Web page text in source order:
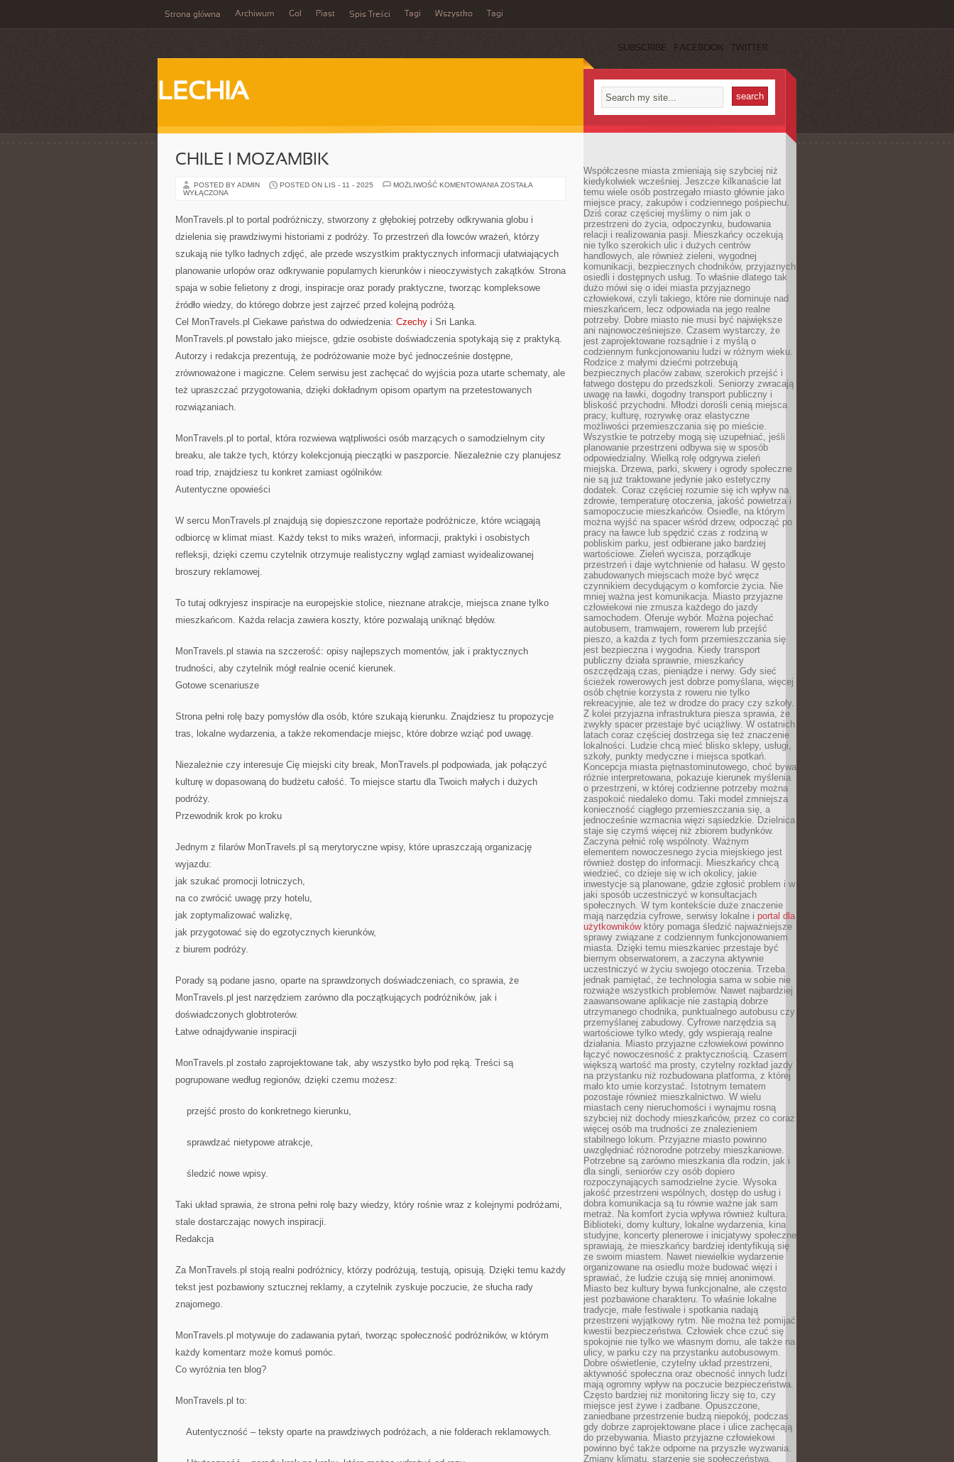
Strona główna Archiwum Gol Piast Spis Treści Tagi Wszystko Tagi
SUBSCRIBE FACEBOOK TWITTER
LECHIA
CHILE I MOZAMBIK
POSTED BY ADMIN POSTED ON LIS - 11 - 2025 MOŻLIWOŚĆ KOMENTOWANIA CHILE
ZOSTAŁA
WYŁĄCZONA
MonTravels.pl to portal podróżniczy, stworzony z głębokiej potrzeby odkrywania globu i
dzielenia się prawdziwymi historiami z podróży. To przestrzeń dla łowców wrażeń, którzy
szukają nie tylko ładnych zdjęć, ale przede wszystkim praktycznych informacji ułatwiających
planowanie urlopów oraz odkrywanie popularnych kierunków i nieoczywistych zakątków. Strona
spaja w sobie felietony z drogi, inspiracje oraz porady praktyczne, tworząc kompleksowe
źródło wiedzy, do którego dobrze jest zajrzeć przed kolejną podróżą.
Cel MonTravels.pl Ciekawe państwa do odwiedzenia: Czechy i Sri Lanka.
MonTravels.pl powstało jako miejsce, gdzie osobiste doświadczenia spotykają się z praktyką.
Autorzy i redakcja prezentują, że podróżowanie może być jednocześnie dostępne,
zrównoważone i magiczne. Celem serwisu jest zachęcać do wyjścia poza utarte schematy, ale
też upraszczać przygotowania, dzięki dokładnym opisom opartym na przetestowanych
rozwiązaniach.
MonTravels.pl to portal, która rozwiewa wątpliwości osób marzących o samodzielnym city
breaku, ale także tych, którzy kolekcjonują pieczątki w paszporcie. Niezależnie czy planujesz
road trip, znajdziesz tu konkret zamiast ogólników.
Autentyczne opowieści
W sercu MonTravels.pl znajdują się dopieszczone reportaże podróżnicze, które wciągają
odbiorcę w klimat miast. Każdy tekst to miks wrażeń, informacji, praktyki i osobistych
refleksji, dzięki czemu czytelnik otrzymuje realistyczny wgląd zamiast wyidealizowanej
broszury reklamowej.
To tutaj odkryjesz inspiracje na europejskie stolice, nieznane atrakcje, miejsca znane tylko
mieszkańcom. Każda relacja zawiera koszty, które pozwalają uniknąć błędów.
MonTravels.pl stawia na szczerość: opisy najlepszych momentów, jak i praktycznych
trudności, aby czytelnik mógł realnie ocenić kierunek.
Gotowe scenariusze
Strona pełni rolę bazy pomysłów dla osób, które szukają kierunku. Znajdziesz tu propozycje
tras, lokalne wydarzenia, a także rekomendacje miejsc, które dobrze wziąć pod uwagę.
Niezależnie czy interesuje Cię miejski city break, MonTravels.pl podpowiada, jak połączyć
kulturę w dopasowaną do budżetu całość. To miejsce startu dla Twoich małych i dużych
podróży.
Przewodnik krok po kroku
Jednym z filarów MonTravels.pl są merytoryczne wpisy, które upraszczają organizację
wyjazdu:
jak szukać promocji lotniczych,
na co zwrócić uwagę przy hotelu,
jak zoptymalizować walizkę,
jak przygotować się do egzotycznych kierunków,
z biurem podróży.
Porady są podane jasno, oparte na sprawdzonych doświadczeniach, co sprawia, że
MonTravels.pl jest narzędziem zarówno dla początkujących podróżników, jak i
doświadczonych globtroterów.
Łatwe odnajdywanie inspiracji
MonTravels.pl zostało zaprojektowane tak, aby wszystko było pod ręką. Treści są
pogrupowane według regionów, dzięki czemu możesz:
przejść prosto do konkretnego kierunku,
sprawdzać nietypowe atrakcje,
śledzić nowe wpisy.
Taki układ sprawia, że strona pełni rolę bazy wiedzy, który rośnie wraz z kolejnymi podróżami,
stale dostarczając nowych inspiracji.
Redakcja
Za MonTravels.pl stoją realni podróżnicy, którzy podróżują, testują, opisują. Dzięki temu każdy
tekst jest pozbawiony sztucznej reklamy, a czytelnik zyskuje poczucie, że słucha rady
znajomego.
MonTravels.pl motywuje do zadawania pytań, tworząc społeczność podróżników, w którym
każdy komentarz może komuś pomóc.
Co wyróżnia ten blog?
MonTravels.pl to:
Autentyczność – teksty oparte na prawdziwych podróżach, a nie folderach reklamowych.
Współczesne miasta zmieniają się szybciej niż
kiedykolwiek wcześniej. Jeszcze kilkanaście lat
temu wiele osób postrzegało miasto głównie jako
miejsce pracy, zakupów i codziennego pośpiechu.
Dziś coraz częściej myślimy o nim jak o
przestrzeni do życia, odpoczynku, budowania
relacji i realizowania pasji. Mieszkańcy oczekują
nie tylko szerokich ulic i dużych centrów
handlowych, ale również zieleni, wygodnej
komunikacji, bezpiecznych chodników, przyjaznych
osiedli i dostępnych usług. To właśnie dlatego tak
dużo mówi się o idei miasta przyjaznego
człowiekowi, czyli takiego, które nie dominuje nad
mieszkańcem, lecz odpowiada na jego realne
potrzeby. Dobre miasto nie musi być największe
ani najnowocześniejsze. Czasem wystarczy, że
jest zaprojektowane rozsądnie i z myślą o
codziennym funkcjonowaniu ludzi w różnym wieku.
Rodzice z małymi dziećmi potrzebują
bezpiecznych placów zabaw, szerokich przejść i
łatwego dostępu do przedszkoli. Seniorzy zwracają
uwagę na ławki, dogodny transport publiczny i
bliskość przychodni. Młodzi dorośli cenią miejsca
pracy, kulturę, rozrywkę oraz elastyczne
możliwości przemieszczania się po mieście.
Wszystkie te potrzeby mogą się uzupełniać, jeśli
planowanie przestrzeni odbywa się w sposób
odpowiedzialny. Wielką rolę odgrywa zieleń
miejska. Drzewa, parki, skwery i ogrody społeczne
nie są już traktowane jedynie jako estetyczny
dodatek. Coraz częściej rozumie się ich wpływ na
zdrowie, temperaturę otoczenia, jakość powietrza i
samopoczucie mieszkańców. Osiedle, na którym
można wyjść na spacer wśród drzew, odpocząć po
pracy na ławce lub spędzić czas z rodziną w
pobliskim parku, jest odbierane jako bardziej
wartościowe. Zieleń wycisza, porządkuje
przestrzeń i daje wytchnienie od hałasu. W gęsto
zabudowanych miejscach może być wręcz
czynnikiem decydującym o komforcie życia. Nie
mniej ważna jest komunikacja. Miasto przyjazne
człowiekowi nie zmusza każdego do jazdy
samochodem. Oferuje wybór. Można pojechać
autobusem, tramwajem, rowerem lub przejść
pieszo, a każda z tych form przemieszczania się
jest bezpieczna i wygodna. Kiedy transport
publiczny działa sprawnie, mieszkańcy
oszczędzają czas, pieniądze i nerwy. Gdy sieć
ścieżek rowerowych jest dobrze pomyślana, więcej
osób chętnie korzysta z roweru nie tylko
rekreacyjnie, ale też w drodze do pracy czy szkoły.
Z kolei przyjazna infrastruktura piesza sprawia, że
zwykły spacer przestaje być uciążliwy. W ostatnich
latach coraz częściej dostrzega się też znaczenie
lokalności. Ludzie chcą mieć blisko sklepy, usługi,
szkoły, punkty medyczne i miejsca spotkań.
Koncepcja miasta piętnastominutowego, choć bywa
różnie interpretowana, pokazuje kierunek myślenia
o przestrzeni, w której codzienne potrzeby można
zaspokoić niedaleko domu. Taki model zmniejsza
konieczność ciągłego przemieszczania się, a
jednocześnie wzmacnia więzi sąsiedzkie. Dzielnica
staje się czymś więcej niż zbiorem budynków.
Zaczyna pełnić rolę wspólnoty. Ważnym
elementem nowoczesnego życia miejskiego jest
również dostęp do informacji. Mieszkańcy chcą
wiedzieć, co dzieje się w ich okolicy, jakie
inwestycje są planowane, gdzie zgłosić problem i w
jaki sposób uczestniczyć w konsultacjach
społecznych. W tym kontekście duże znaczenie
mają narzędzia cyfrowe, serwisy lokalne i portal dla
użytkownikówktóry pomaga śledzić najważniejsze
sprawy związane z codziennym funkcjonowaniem
miasta. Dzięki temu mieszkaniec przestaje być
biernym obserwatorem, a zaczyna aktywnie
uczestniczyć w życiu swojego otoczenia. Trzeba
jednak pamiętać, że technologia sama w sobie nie
rozwiąże wszystkich problemów. Nawet najbardziej
zaawansowane aplikacje nie zastąpią dobrze
utrzymanego chodnika, punktualnego autobusu czy
przemyślanej zabudowy. Cyfrowe narzędzia są
wartościowe tylko wtedy, gdy wspierają realne
działania. Miasto przyjazne człowiekowi powinno
łączyć nowoczesność z praktycznością. Czasem
większą wartość ma prosty, czytelny rozkład jazdy
na przystanku niż rozbudowana platforma, z której
mało kto umie korzystać. Istotnym tematem
pozostaje również mieszkalnictwo. W wielu
miastach ceny nieruchomości i wynajmu rosną
szybciej niż dochody mieszkańców, przez co coraz
więcej osób ma trudności ze znalezieniem
stabilnego lokum. Przyjazne miasto powinno
uwzględniać różnorodne potrzeby mieszkaniowe.
Potrzebne są zarówno mieszkania dla rodzin, jak i
dla singli, seniorów czy osób dopiero
rozpoczynających samodzielne życie. Wysoka
jakość przestrzeni wspólnych, dostęp do usług i
dobra komunikacja są tu równie ważne jak sam
metraż. Na komfort życia wpływa również kultura.
Biblioteki, domy kultury, lokalne wydarzenia, kina
studyjne, koncerty plenerowe i inicjatywy społeczne
sprawiają, że mieszkańcy bardziej identyfikują się
ze swoim miastem. Nawet niewielkie wydarzenie
organizowane na osiedlu może budować więzi i
sprawiać, że ludzie czują się mniej anonimowi.
Miasto bez kultury bywa funkcjonalne, ale często
jest pozbawione charakteru. To właśnie lokalne
tradycje, małe festiwale i spotkania nadają
przestrzeni wyjątkowy rytm. Nie można też pomijać
kwestii bezpieczeństwa. Człowiek chce czuć się
spokojnie nie tylko we własnym domu, ale także na
ulicy, w parku czy na przystanku autobusowym.
Dobre oświetlenie, czytelny układ przestrzeni,
aktywność społeczna oraz obecność innych ludzi
mają ogromny wpływ na poczucie bezpieczeństwa.
Często bardziej niż monitoring liczy się to, czy
miejsce jest żywe i zadbane. Opuszczone,
zaniedbane przestrzenie budzą niepokój, podczas
gdy dobrze zaprojektowane place i ulice zachęcają
do przebywania. Miasto przyjazne człowiekowi
powinno być także odporne na przyszłe wyzwania.
Zmiany klimatu, starzenie się społeczeństwa,